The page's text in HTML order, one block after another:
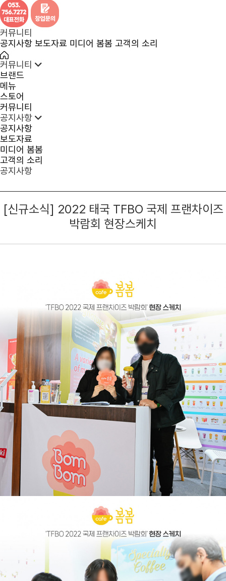
커뮤니티
공지사항 보도자료 미디어 봄봄 고객의 소리
커뮤니티
브랜드
메뉴
스토어
커뮤니티
공지사항
공지사항
보도자료
미디어 봄봄
고객의 소리
공지사항
[신규소식] 2022 태국 TFBO 국제 프랜차이즈
박람회 현장스케치